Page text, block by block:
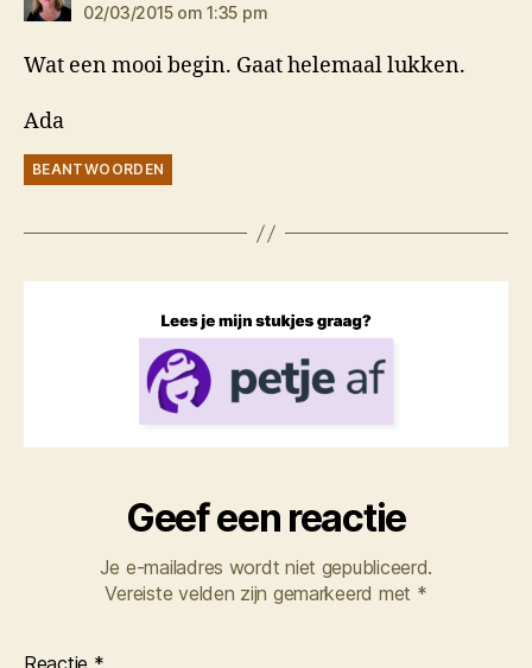
02/03/2015 om 1:35 pm
Wat een mooi begin. Gaat helemaal lukken.
Ada
BEANTWOORDEN
Geef een reactie
Je e-mailadres wordt niet gepubliceerd.
Vereiste velden zijn gemarkeerd met *